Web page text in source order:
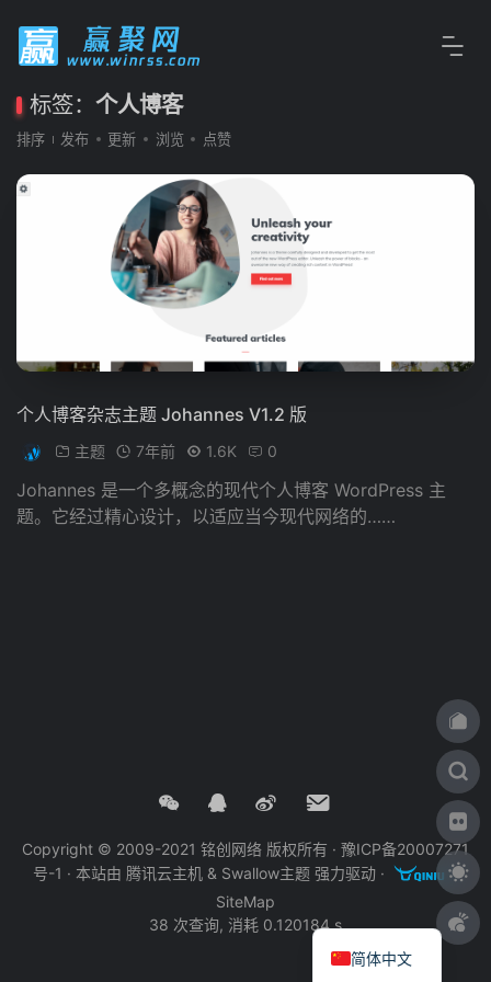
标签： 个人博客
排序 发布 更新 浏览 点赞
个人博客杂志主题 Johannes V1.2 版
主题 7年前 1.6K 0
Johannes 是一个多概念的现代个人博客 WordPress 主
题。它经过精心设计，以适应当今现代网络的……
Copyright © 2009-2021 铭创网络 版权所有 · 豫ICP备20007271
号-1 · 本站由 腾讯云主机 & Swallow主题 强力驱动 ·
·
SiteMap
38 次查询, 消耗 0.120184 s
简体中文